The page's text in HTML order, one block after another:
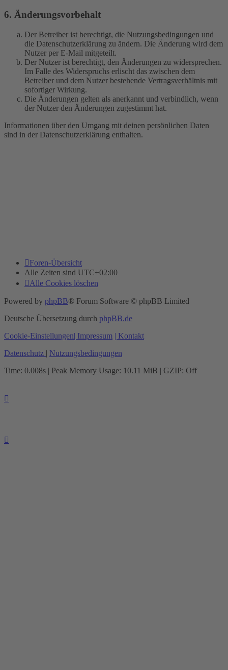
6. Änderungsvorbehalt
Der Betreiber ist berechtigt, die Nutzungsbedingungen und
die Datenschutzerklärung zu ändern. Die Änderung wird dem
Nutzer per E-Mail mitgeteilt.
Der Nutzer ist berechtigt, den Änderungen zu widersprechen.
Im Falle des Widerspruchs erlischt das zwischen dem
Betreiber und dem Nutzer bestehende Vertragsverhältnis mit
sofortiger Wirkung.
Die Änderungen gelten als anerkannt und verbindlich, wenn
der Nutzer den Änderungen zugestimmt hat.
Informationen über den Umgang mit deinen persönlichen Daten
sind in der Datenschutzerklärung enthalten.
Foren-Übersicht
Alle Zeiten sind UTC+02:00
Alle Cookies löschen
Powered by phpBB® Forum Software © phpBB Limited
Deutsche Übersetzung durch phpBB.de
Cookie-Einstellungen| Impressum | Kontakt
Datenschutz | Nutzungsbedingungen
Time: 0.008s | Peak Memory Usage: 10.11 MiB | GZIP: Off